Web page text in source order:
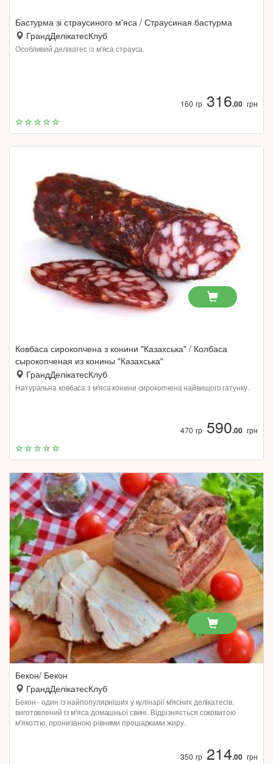
Бастурма зі страусиного м'яса / Страусиная бастурма
ГрандДелікатесКлуб
Особливий делікатес із м'яса страуса.
160 гр316.00 грн
Ковбаса сирокопчена з конини "Казахська" / Колбаса
сырокопченая из конины "Казахська"
ГрандДелікатесКлуб
Натуральна ковбаса з м'яса конини сирокопчена найвищого гатунку.
470 гр590.00 грн
Бекон/ Бекон
ГрандДелікатесКлуб
Бекон - один із найпопулярніших у кулінарії м'ясних делікатесів,
виготовлений із м'яса домашньої свині. Відрізняється соковитою
м'якоттю, пронизаною рівними прошарками жиру.
350 гр214.00 грн